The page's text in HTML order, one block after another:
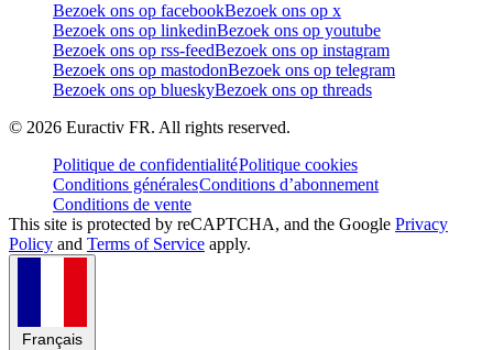
Bezoek ons op facebookBezoek ons op x
Bezoek ons op linkedinBezoek ons op youtube
Bezoek ons op rss-feedBezoek ons op instagram
Bezoek ons op mastodonBezoek ons op telegram
Bezoek ons op blueskyBezoek ons op threads
© 2026 Euractiv FR. All rights reserved.
Politique de confidentialitéPolitique cookies
Conditions généralesConditions d’abonnement
Conditions de vente
This site is protected by reCAPTCHA, and the Google Privacy
Policy and Terms of Service apply.
Français